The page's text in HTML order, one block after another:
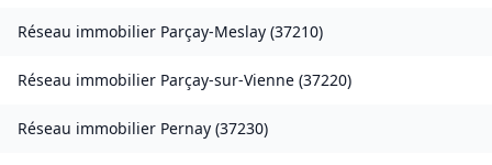
Réseau immobilier Parçay-Meslay (37210)
Réseau immobilier Parçay-sur-Vienne (37220)
Réseau immobilier Pernay (37230)